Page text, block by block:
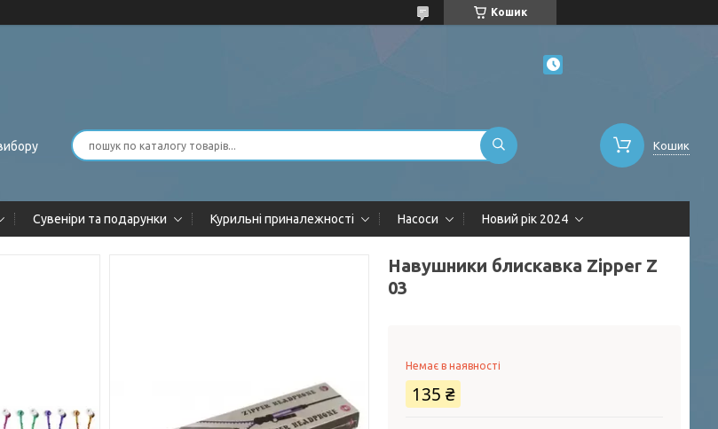
Кошик
Кошик
Сувеніри та подарунки Курильні приналежності Насоси Новий рік 2024
Навушники блискавка Zipper Z
03
Немає в наявності
135 ₴